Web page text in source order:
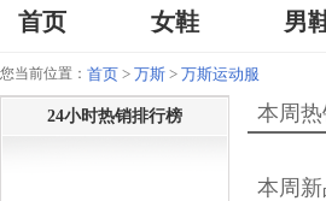
首页 女鞋 男
您当前位置： 首页 > 万斯 > 万斯运动服
24小时热销排行榜 本周
本周